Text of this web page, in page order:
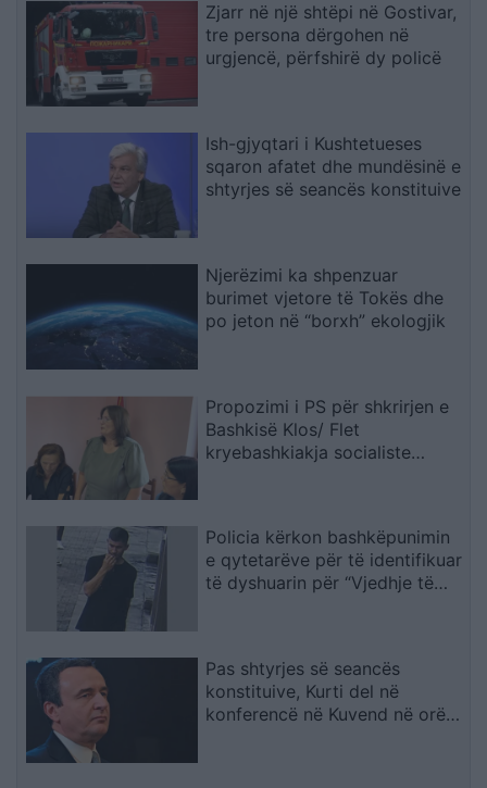
Zjarr në një shtëpi në Gostivar,
tre persona dërgohen në
urgjencë, përfshirë dy policë
Ish-gjyqtari i Kushtetueses
sqaron afatet dhe mundësinë e
shtyrjes së seancës konstituive
Njerëzimi ka shpenzuar
burimet vjetore të Tokës dhe
po jeton në “borxh” ekologjik
Propozimi i PS për shkrirjen e
Bashkisë Klos/ Flet
kryebashkiakja socialiste
janë kundër, unë jam me ta
(VIDEO)
Policia kërkon bashkëpunimin
e qytetarëve për të identifikuar
të dyshuarin për “Vjedhje të
Pas shtyrjes së seancës
konstituive, Kurti del në
konferencë në Kuvend në orën